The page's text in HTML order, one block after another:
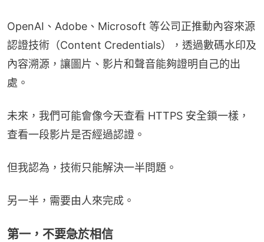
OpenAI、Adobe、Microsoft 等公司正推動內容來源
認證技術（Content Credentials），透過數碼水印及
內容溯源，讓圖片、影片和聲音能夠證明自己的出
處。
未來，我們可能會像今天查看 HTTPS 安全鎖一樣，
查看一段影片是否經過認證。
但我認為，技術只能解決一半問題。
另一半，需要由人來完成。
第一，不要急於相信